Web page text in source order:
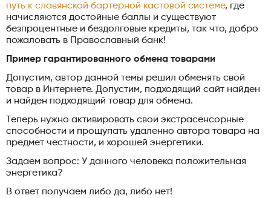
путь к славянской бартерной кастовой системе, где
начисляются достойные баллы и существуют
безпроцентные и бездолговые кредиты, так что, добро
пожаловать в Православный банк!
Пример гарантированного обмена товарами
Допустим, автор данной темы решил обменять свой
товар в Интернете. Допустим, подходящий сайт найден
и найден подходящий товар для обмена.
Теперь нужно активировать свои экстрасенсорные
способности и прощупать удаленно автора товара на
предмет честности, и хорошей энергетики.
Задаем вопрос: У данного человека положительная
энергетика?
В ответ получаем либо да, либо нет!